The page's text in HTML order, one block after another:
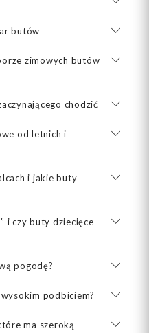
butów
zimowych butów
chodzić
od letnich i
i jakie buty
i czy buty dziecięce
pogodę?
podbiciem?
ma szeroką